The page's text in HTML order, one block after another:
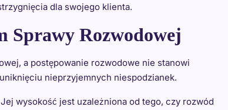
dla swojego klienta.
Sprawy Rozwodowej
a postępowanie rozwodowe nie stanowi
nieprzyjemnych niespodzianek.
wysokość jest uzależniona od tego, czy rozwód